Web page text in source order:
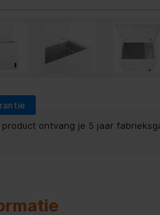
ontvang je 5 jaar